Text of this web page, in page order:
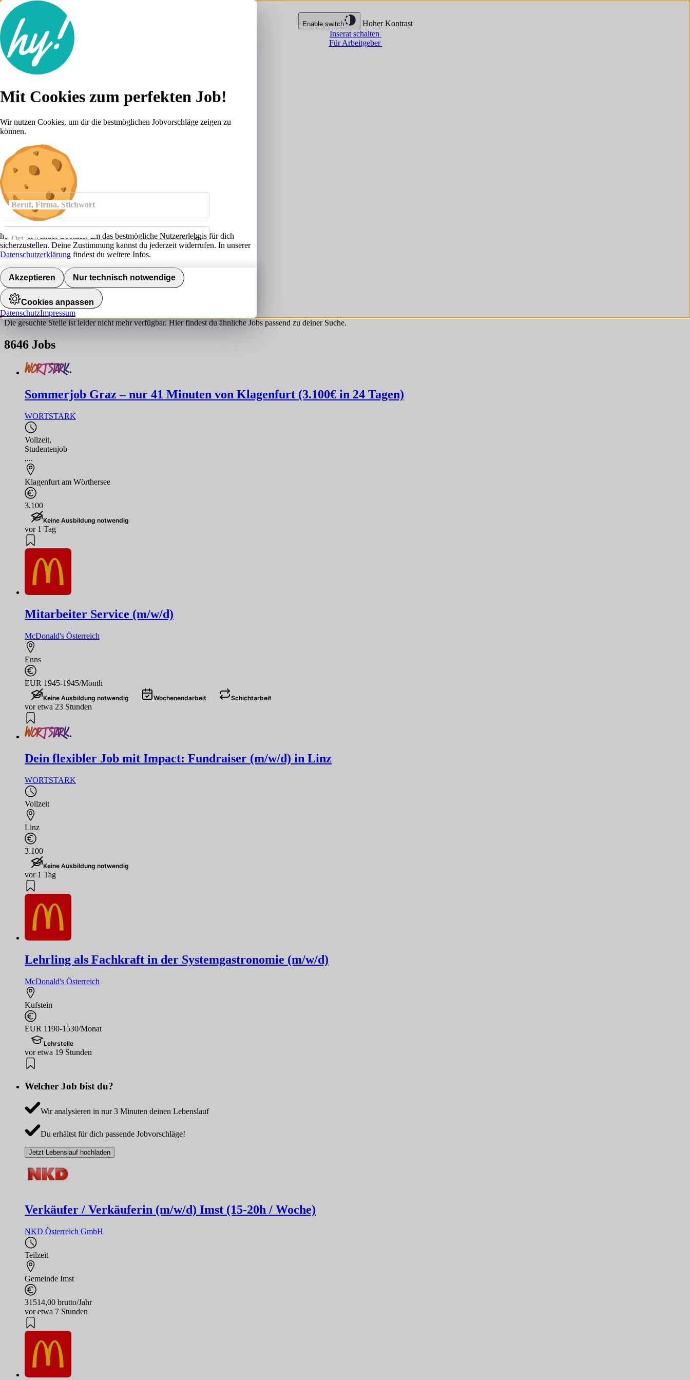
Enable switch
Hoher Kontrast
Inserat schalten
Für Arbeitgeber
Lebenslauf
Karriere-Tipps
Anmelden
Beruf, Firma, Stichwort
Ort
Umkreis
Jobs finden
Job nicht gefunden!
Die gesuchte Stelle ist leider nicht mehr verfügbar. Hier findest du ähnliche Jobs passend zu deiner Suche.
8646 Jobs
Sommerjob Graz – nur 41 Minuten von Klagenfurt (3.100€ in 24 Tagen)
WORTSTARK
Vollzeit,
Studentenjob
,...
Klagenfurt am Wörthersee
3.100
Keine Ausbildung notwendig
vor 1 Tag
Mitarbeiter Service (m/w/d)
McDonald's Österreich
Enns
EUR 1945-1945/Month
Keine Ausbildung notwendig Wochenendarbeit Schichtarbeit
vor etwa 23 Stunden
Dein flexibler Job mit Impact: Fundraiser (m/w/d) in Linz
WORTSTARK
Vollzeit
Linz
3.100
Keine Ausbildung notwendig
vor 1 Tag
Lehrling als Fachkraft in der Systemgastronomie (m/w/d)
McDonald's Österreich
Kufstein
EUR 1190-1530/Monat
Lehrstelle
vor etwa 19 Stunden
Welcher Job bist du?
Wir analysieren in nur 3 Minuten deinen Lebenslauf
Du erhältst für dich passende Jobvorschläge!
Jetzt Lebenslauf hochladen
Verkäufer / Verkäuferin (m/w/d) Imst (15-20h / Woche)
NKD Österreich GmbH
Teilzeit
Gemeinde Imst
31514,00 brutto/Jahr
vor etwa 7 Stunden
Mit Cookies zum perfekten Job!
Wir nutzen Cookies, um dir die bestmöglichen Jobvorschläge zeigen zu
können.
hokify verwendet Cookies, um das bestmögliche Nutzererlebnis für dich
sicherzustellen. Deine Zustimmung kannst du jederzeit widerrufen. In unserer
Datenschutzerklärung findest du weitere Infos.
Akzeptieren Nur technisch notwendige
Cookies anpassen
DatenschutzImpressum